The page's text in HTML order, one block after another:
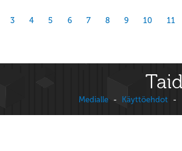
3 4 5 6 7 8 9 10 11
Medialle - Käyttöehdot -